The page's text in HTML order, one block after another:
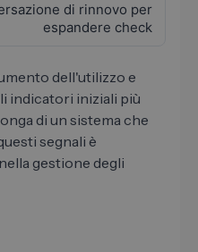
di rinnovo per
espandere check
dell'utilizzo e
indicatori iniziali più
di un sistema che
segnali è
gestione degli